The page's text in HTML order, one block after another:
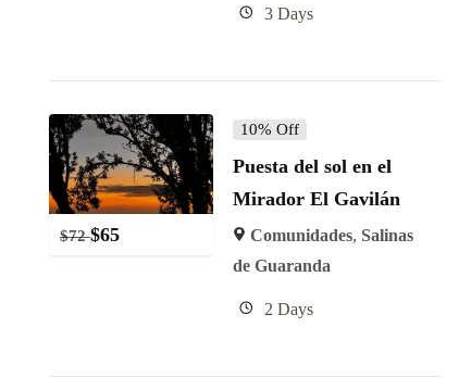
3 Days
$72 $65
10% Off
Puesta del sol en el
Mirador El Gavilán
Comunidades, Salinas
de Guaranda
2 Days